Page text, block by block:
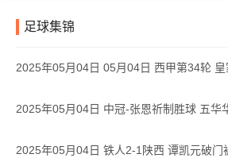
足球集锦
2025年05月04日 05月04日 西甲第34轮
2025年05月04日 中冠-张恩祈制胜球 五华
2025年05月04日 铁人2-1陕西 谭凯元破门